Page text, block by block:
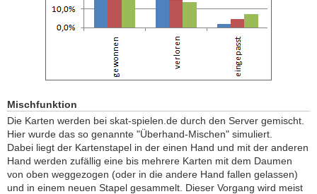
Mischfunktion
Die Karten werden bei skat-spielen.de durch den Server gemischt.
Hier wurde das so genannte "Überhand-Mischen" simuliert.
Dabei liegt der Kartenstapel in der einen Hand und mit der anderen
Hand werden zufällig eine bis mehrere Karten mit dem Daumen
von oben weggezogen (oder in die andere Hand fallen gelassen)
und in einem neuen Stapel gesammelt. Dieser Vorgang wird meist